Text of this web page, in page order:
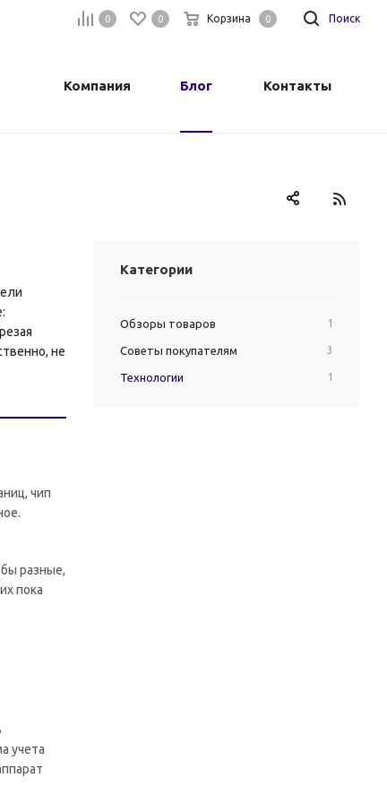
Поиск
0 0 Корзина 0
Компания Блог Контакты
не
чип
разные,
пока
учета
Категории
Обзоры товаров 1
Советы покупателям 3
Технологии 1